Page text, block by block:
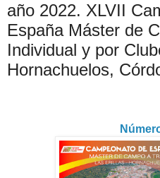
año 2022. XLVII
España Máster de
Individual y por
Hornachuelos,